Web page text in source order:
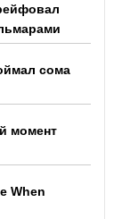
сома
момент
When